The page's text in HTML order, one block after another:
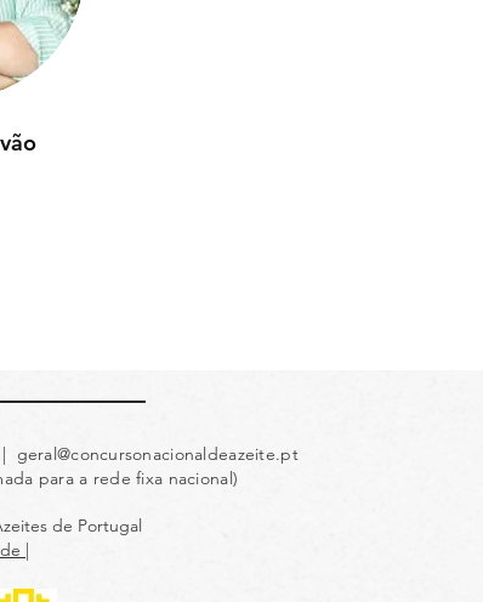
geral@concursonacionaldeazeite.pt
para a rede fixa nacional)
de Portugal
|